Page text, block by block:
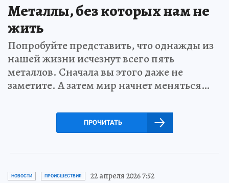
Металлы, без которых нам не
жить
Попробуйте представить, что однажды из
нашей жизни исчезнут всего пять
металлов. Сначала вы этого даже не
заметите. А затем мир начнет меняться…
ПРОЧИТАТЬ
НОВОСТИ ПРОИСШЕСТВИЯ 22 апреля 2026 7:52